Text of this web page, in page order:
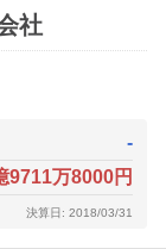
社
-
9711万8000円
決算日: 2018/03/31